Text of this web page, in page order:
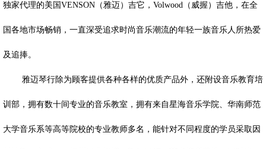
独家代理的美国VENSON（雅迈）吉它，Volwood（威握）吉他，在全
国各地市场畅销，一直深受追求时尚音乐潮流的年轻一族音乐人所热爱
及追捧。
雅迈琴行除为顾客提供各种各样的优质产品外，还附设音乐教育培
训部，拥有数十间专业的音乐教室，拥有来自星海音乐学院、华南师范
大学音乐系等高等院校的专业教师多名，能针对不同程度的学员采取因